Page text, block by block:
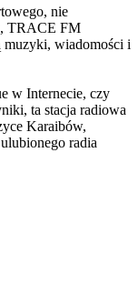
nie
TRACE FM
muzyki, wiadomości i
w Internecie, czy
ta stacja radiowa
Karaibów,
radia